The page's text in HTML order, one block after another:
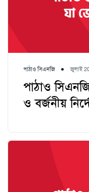
পাঠাও সিএনজি জুলাই
পাঠাও
ও বর্জনীয়